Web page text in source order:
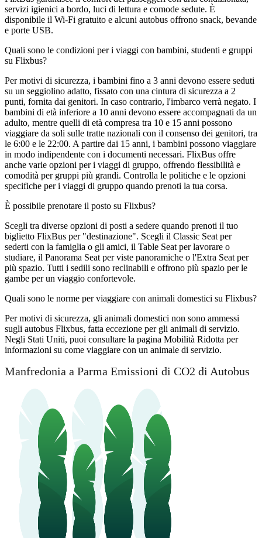
servizi igienici a bordo, luci di lettura e comode sedute. È
disponibile il Wi-Fi gratuito e alcuni autobus offrono snack, bevande
e porte USB.
Quali sono le condizioni per i viaggi con bambini, studenti e gruppi
su Flixbus?
Per motivi di sicurezza, i bambini fino a 3 anni devono essere seduti
su un seggiolino adatto, fissato con una cintura di sicurezza a 2
punti, fornita dai genitori. In caso contrario, l'imbarco verrà negato. I
bambini di età inferiore a 10 anni devono essere accompagnati da un
adulto, mentre quelli di età compresa tra 10 e 15 anni possono
viaggiare da soli sulle tratte nazionali con il consenso dei genitori, tra
le 6:00 e le 22:00. A partire dai 15 anni, i bambini possono viaggiare
in modo indipendente con i documenti necessari. FlixBus offre
anche varie opzioni per i viaggi di gruppo, offrendo flessibilità e
comodità per gruppi più grandi. Controlla le politiche e le opzioni
specifiche per i viaggi di gruppo quando prenoti la tua corsa.
È possibile prenotare il posto su Flixbus?
Scegli tra diverse opzioni di posti a sedere quando prenoti il ​​tuo
biglietto FlixBus per "destinazione". Scegli il Classic Seat per
sederti con la famiglia o gli amici, il Table Seat per lavorare o
studiare, il Panorama Seat per viste panoramiche o l'Extra Seat per
più spazio. Tutti i sedili sono reclinabili e offrono più spazio per le
gambe per un viaggio confortevole.
Quali sono le norme per viaggiare con animali domestici su Flixbus?
Per motivi di sicurezza, gli animali domestici non sono ammessi
sugli autobus Flixbus, fatta eccezione per gli animali di servizio.
Negli Stati Uniti, puoi consultare la pagina Mobilità Ridotta per
informazioni su come viaggiare con un animale di servizio.
Manfredonia a Parma Emissioni di CO2 di Autobus